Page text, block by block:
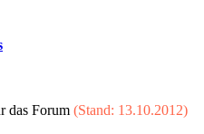
das Forum (Stand: 13.10.2012)